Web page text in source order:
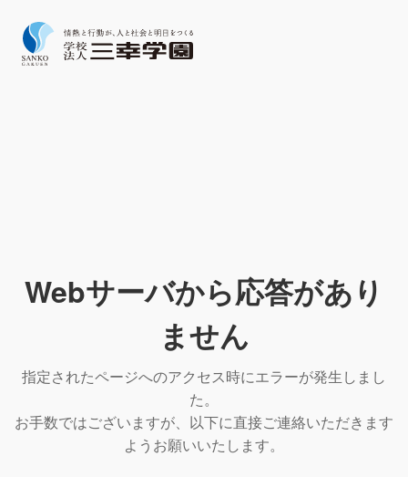
Webサーバから応答があり
ません
指定されたページへのアクセス時にエラーが発生しまし
た。
お手数ではございますが、以下に直接ご連絡いただきます
ようお願いいたします。